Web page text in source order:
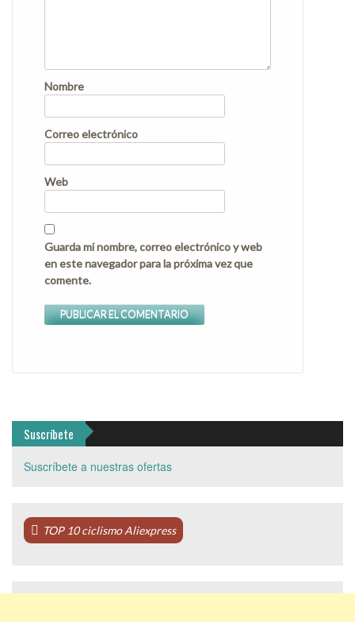
Nombre
Correo electrónico
Web
Guarda mi nombre, correo electrónico y web
en este navegador para la próxima vez que
comente.
Suscríbete
Suscríbete a nuestras ofertas
TOP 10 ciclismo Aliexpress